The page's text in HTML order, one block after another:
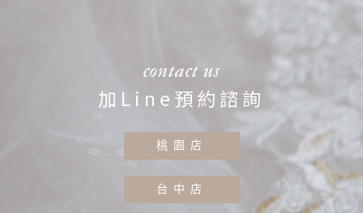
contact us
加Line預約諮詢
桃園店
台中店